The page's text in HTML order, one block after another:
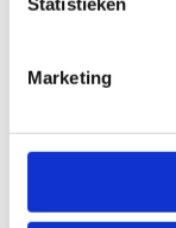
Marketing
Anti-Robot